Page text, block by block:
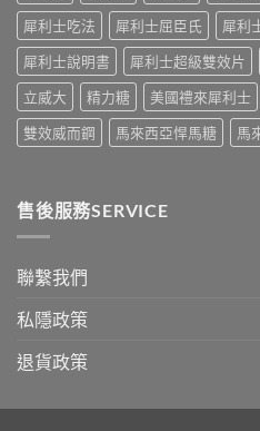
生
率〉
中
持
續
完
整
指
南：
30
分
效、
最
小
正
確
法
香
犀利士吃法
犀利士屈臣氏 犀利
犀利士說明書
犀利士超級雙效片
立威大
精力糖 美國禮來犀利士
雙效威而鋼
馬來西亞悍馬糖 馬
售後服務SERVICE
聯繫我們
私隱政策
退貨政策